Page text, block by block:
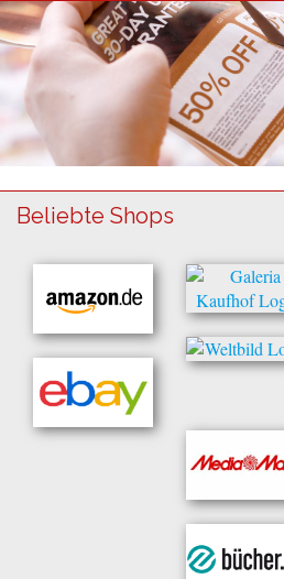
Beliebte Shops